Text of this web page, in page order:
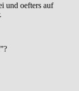
und oefters auf